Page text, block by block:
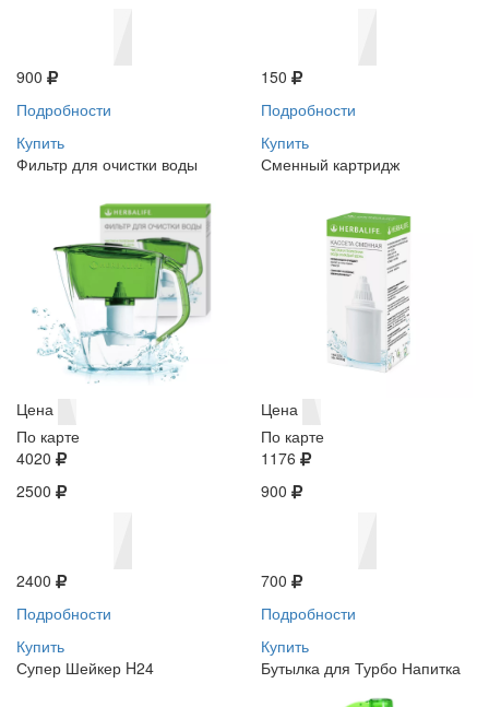
900
Подробности
Купить
150
Подробности
Купить
Фильтр для очистки воды
Цена
По карте
4020
2500
2400
Подробности
Купить
Сменный картридж
Цена
По карте
1176
900
700
Подробности
Купить
Супер Шейкер H24
Бутылка для Турбо Напитка